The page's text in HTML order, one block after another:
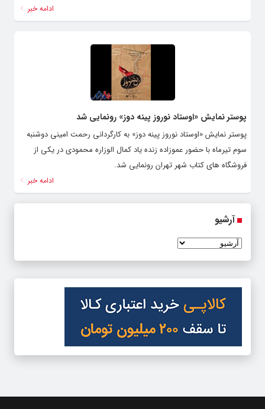
ادامه خبر
پوستر نمایش «اوستاد نوروز پینه دوز» رونمایی شد
پوستر نمایش «اوستاد نوروز پینه دوز» به کارگردانی رحمت امینی دوشنبه
سوم تیرماه با حضور عموزاده زنده یاد کمال الوزاره محمودی در یکی از
فروشگاه های کتاب شهر تهران رونمایی شد.
ادامه خبر
آرشیو